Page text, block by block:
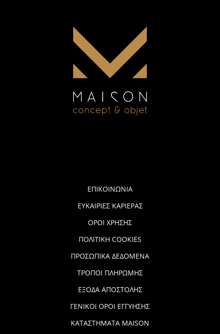
ΕΠΙΚΟΙΝΩΝΙΑ
ΕΥΚΑΙΡΙΕΣ ΚΑΡΙΕΡΑΣ
ΟΡΟΙ ΧΡΗΣΗΣ
ΠΟΛΙΤΙΚΗ COOKIES
ΠΡΟΣΩΠΙΚΑ ΔΕΔΟΜΕΝΑ
ΤΡΟΠΟΙ ΠΛΗΡΩΜΗΣ
ΕΞΟΔΑ ΑΠΟΣΤΟΛΗΣ
ΓΕΝΙΚΟΙ ΟΡΟΙ ΕΓΓΥΗΣΗΣ
ΚΑΤΑΣΤΗΜΑΤΑ MAISON